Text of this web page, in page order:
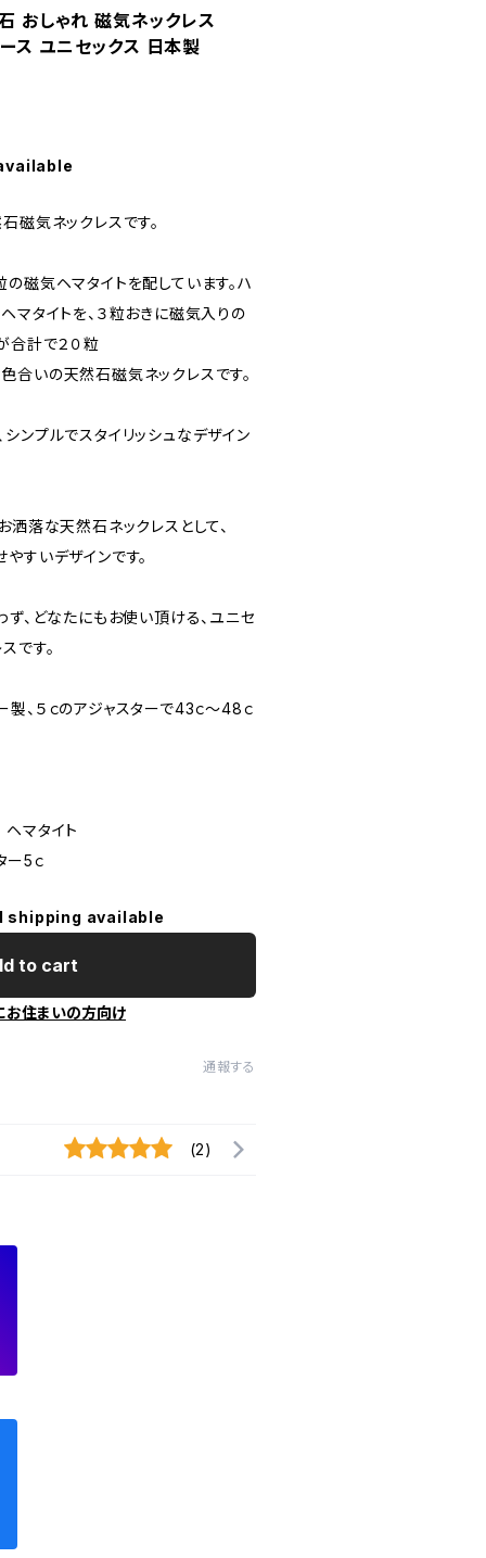
おしゃれ 磁気ネックレス
ス ユニセックス 日本製
磁気ネックレスです。
磁気ヘマタイトを配しています。ハ
マタイトを、３粒おきに磁気入りの
合計で２０粒
合いの天然石磁気ネックレスです。
ンプルでスタイリッシュなデザイン
洒落な天然石ネックレスとして、
すいデザインです。
ず、どなたにもお使い頂ける、ユニセ
です。
、５ｃのアジャスターで43ｃ〜48ｃ
マタイト
ー5ｃ
shipping available
to cart
お住まいの方向け
通報する
(2)